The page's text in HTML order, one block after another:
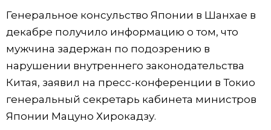
Блог
Политика
Экономика
Общество
Японский язык
Японский калейдоскоп
Семья
Еда и напитки
official SNS
Генеральное консульство Японии в Шанхае в
декабре получило информацию о том, что
мужчина задержан по подозрению в
нарушении внутреннего законодательства
Китая, заявил на пресс-конференции в Токио
генеральный секретарь кабинета министров
Японии Мацуно Хирокадзу.